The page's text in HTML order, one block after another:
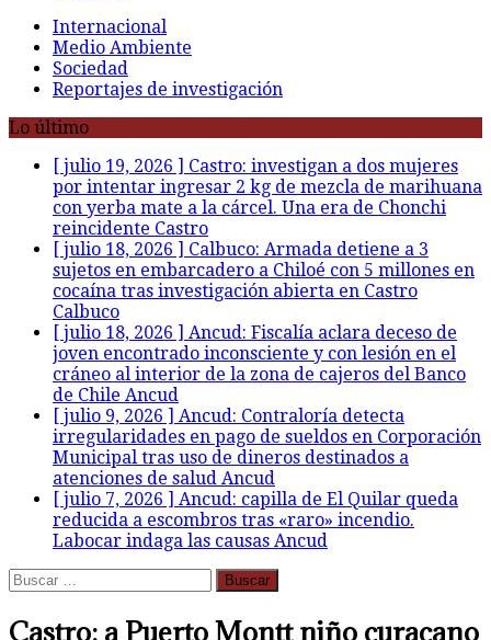
Internacional
Medio Ambiente
Sociedad
Reportajes de investigación
Lo último
[ julio 19, 2026 ] Castro: investigan a dos mujeres
por intentar ingresar 2 kg de mezcla de marihuana
con yerba mate a la cárcel. Una era de Chonchi
reincidente Castro
[ julio 18, 2026 ] Calbuco: Armada detiene a 3
sujetos en embarcadero a Chiloé con 5 millones en
cocaína tras investigación abierta en Castro
Calbuco
[ julio 18, 2026 ] Ancud: Fiscalía aclara deceso de
joven encontrado inconsciente y con lesión en el
cráneo al interior de la zona de cajeros del Banco
de Chile Ancud
[ julio 9, 2026 ] Ancud: Contraloría detecta
irregularidades en pago de sueldos en Corporación
Municipal tras uso de dineros destinados a
atenciones de salud Ancud
[ julio 7, 2026 ] Ancud: capilla de El Quilar queda
reducida a escombros tras «raro» incendio.
Labocar indaga las causas Ancud
Buscar:
Castro: a Puerto Montt niño curacano